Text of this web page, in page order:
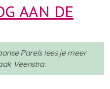
AAN DE
Parels lees je meer
Veenstra.